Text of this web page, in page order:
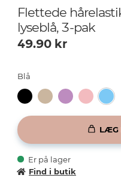
Flettede
lyseblå, 3-pak
49.90 kr
Blå
LÆG
Er på lager
Find i butik